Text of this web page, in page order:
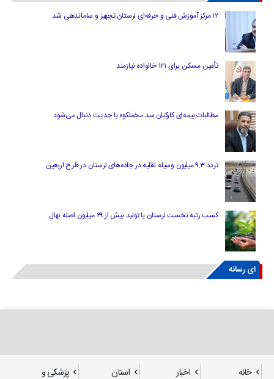
۱۲ مرکز آموزش فنی و حرفه‌ای لرستان تجهیز و ساماندهی شد
تأمین مسکن برای ۱۲۱ خانواده نیازمند
مطالبات بیمه‌ای کارکنان سد مخملکوه با جدیت دنبال می‌شود
تردد ۹.۳ میلیون وسیله نقلیه در جاده‌های لرستان در طرح اربعین
کسب رتبه نخست لرستان با تولید بیش از ۲۹ میلیون اصله نهال
ای رسانه
خانه اخبار استان پزشکی و